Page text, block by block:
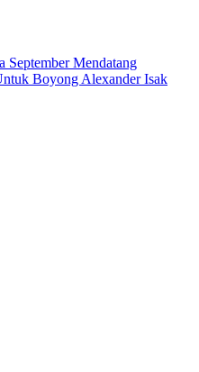
September Mendatang
Boyong Alexander Isak